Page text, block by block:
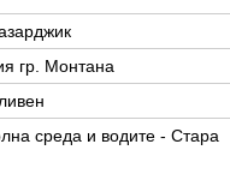
гр. Монтана
среда и водите - Стара